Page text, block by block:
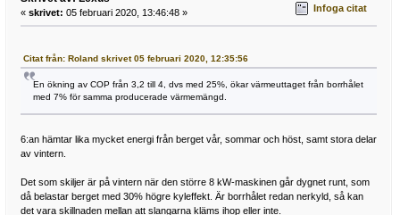
« skrivet: 05 februari 2020, 13:46:48 » Infoga citat
Citat från: Roland skrivet 05 februari 2020, 12:35:56
En ökning av COP från 3,2 till 4, dvs med 25%, ökar värmeuttaget från borrhålet
med 7% för samma producerade värmemängd.
6:an hämtar lika mycket energi från berget vår, sommar och höst, samt stora delar
av vintern.
Det som skiljer är på vintern när den större 8 kW-maskinen går dygnet runt, som
då belastar berget med 30% högre kyleffekt. Är borrhålet redan nerkyld, så kan
det vara skillnaden mellan att slangarna kläms ihop eller inte.